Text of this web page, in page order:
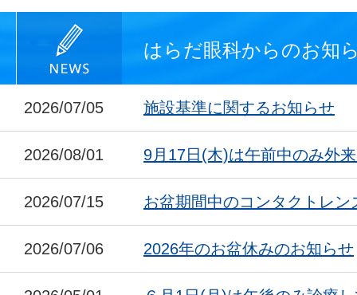
はらだ眼科からのお知
2026/07/05 施設基準に関するお知らせ
2026/08/01 9月17日(木)は午前中のみ外
2026/07/15 お盆期間中のコンタクトレン
2026/07/06 2026年のお盆休みのお知らせ